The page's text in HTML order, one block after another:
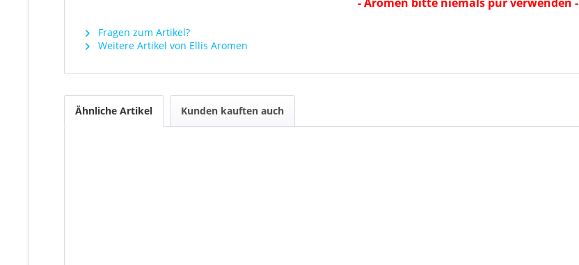
Fragen zum Artikel?
Weitere Artikel von Ellis Aromen
Ähnliche Artikel Kunden kauften auch